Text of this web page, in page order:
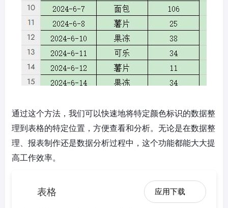
通过这个方法，我们可以快速地将特定颜色标识的数据整
理到表格的特定位置，方便查看和分析。无论是在数据整
理、报表制作还是数据分析过程中，这个功能都能大大提
高工作效率。
表格 应用下载